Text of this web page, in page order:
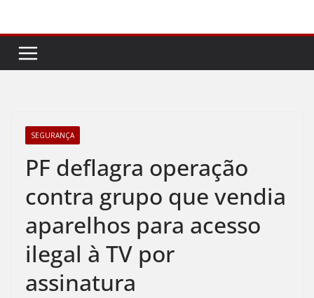
conteúdo
SEGURANÇA
PF deflagra operação
contra grupo que vendia
aparelhos para acesso
ilegal à TV por
assinatura